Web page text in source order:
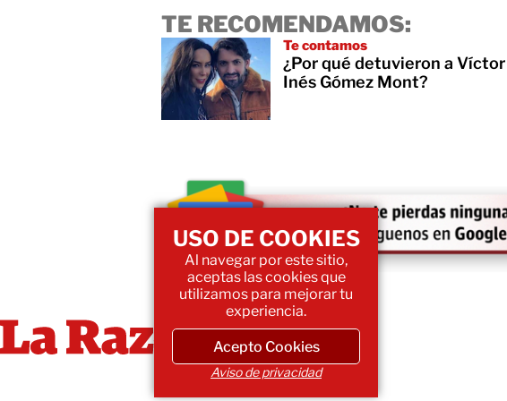
TE RECOMENDAMOS:
Te contamos
¿Por qué detuvieron a
Inés Gómez Mont?
USO DE COOKIES
Al navegar por este sitio,
aceptas las cookies que
utilizamos para mejorar tu
experiencia.
Acepto Cookies
Aviso de privacidad